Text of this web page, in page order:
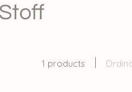
1 products